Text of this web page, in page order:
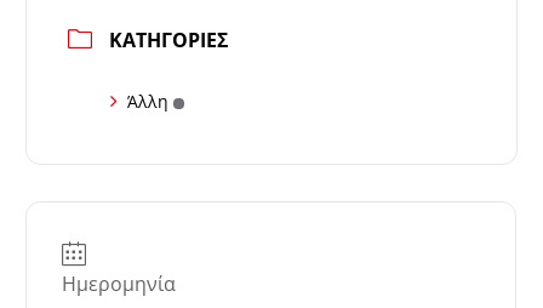
ΚΑΤΗΓΟΡΊΕΣ
Άλλη
Ημερομηνία